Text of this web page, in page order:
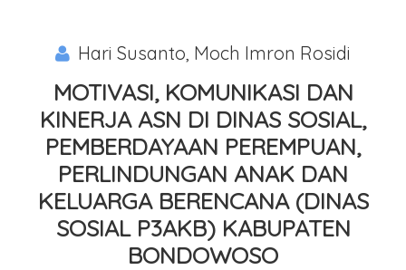
Hari Susanto, Moch Imron Rosidi
MOTIVASI, KOMUNIKASI DAN
KINERJA ASN DI DINAS SOSIAL,
PEMBERDAYAAN PEREMPUAN,
PERLINDUNGAN ANAK DAN
KELUARGA BERENCANA (DINAS
SOSIAL P3AKB) KABUPATEN
BONDOWOSO